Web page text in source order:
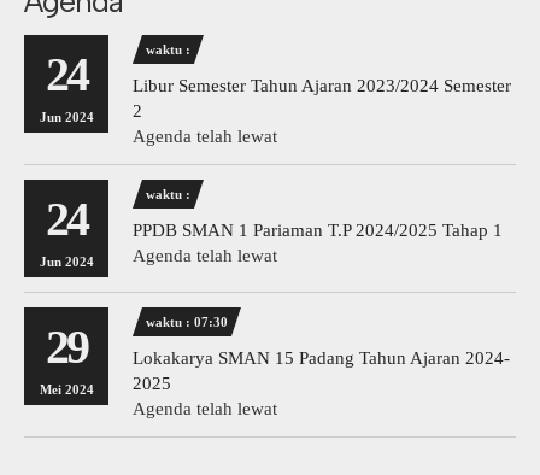
24
Jun 2024
waktu :
Libur Semester Tahun Ajaran 2023/2024 Semester
2
Agenda telah lewat
24
Jun 2024
waktu :
PPDB SMAN 1 Pariaman T.P 2024/2025 Tahap 1
Agenda telah lewat
29
Mei 2024
waktu : 07:30
Lokakarya SMAN 15 Padang Tahun Ajaran 2024-
2025
Agenda telah lewat